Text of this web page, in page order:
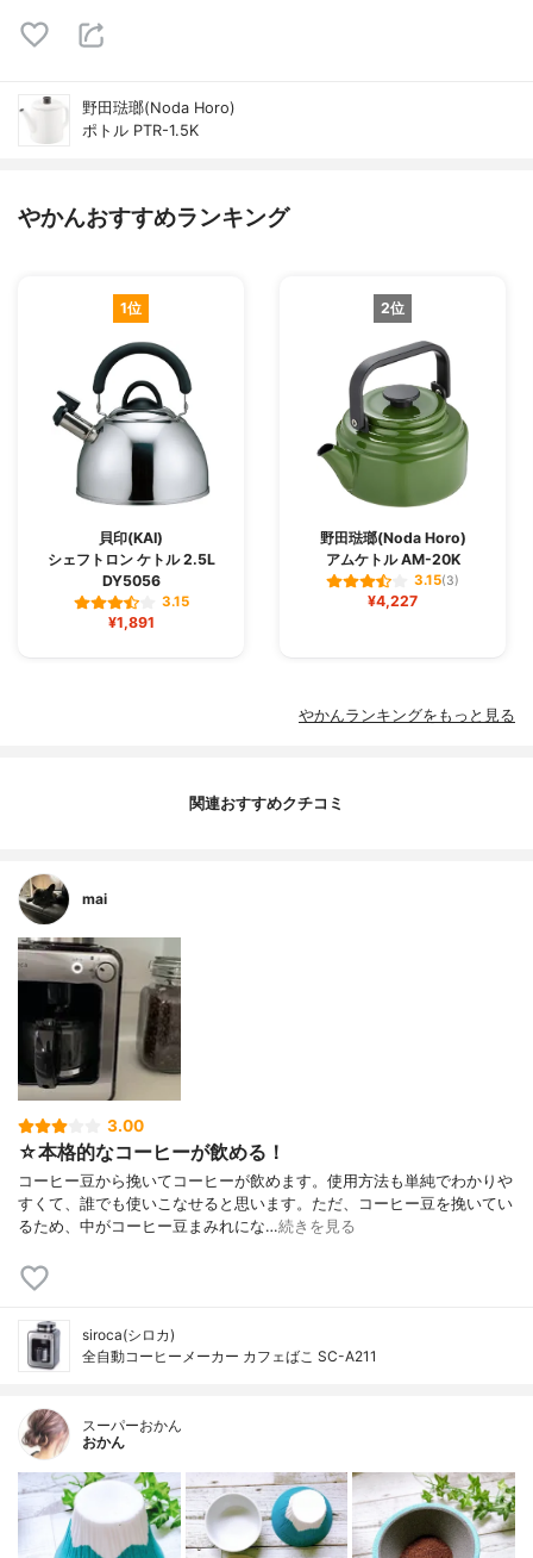
野田琺瑯(Noda Horo)
ポトル PTR-1.5K
やかんおすすめランキング
1位
貝印(KAI)
シェフトロン ケトル 2.5L
DY5056
3.15
¥1,891
2位
野田琺瑯(Noda Horo)
アムケトル AM-20K
3.15(3)
¥4,227
やかんランキングをもっと見る
関連おすすめクチコミ
mai
3.00
☆本格的なコーヒーが飲める！
コーヒー豆から挽いてコーヒーが飲めます。使用方法も単純でわかりや
すくて、誰でも使いこなせると思います。ただ、コーヒー豆を挽いてい
るため、中がコーヒー豆まみれにな…続きを見る
siroca(シロカ)
全自動コーヒーメーカー カフェばこ SC-A211
スーパーおかん
おかん